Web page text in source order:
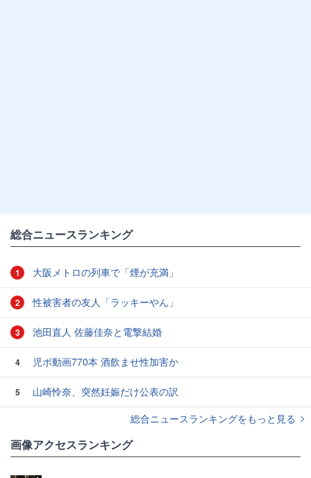
総合ニュースランキング
1 大阪メトロの列車で「煙が充満」
2 性被害者の友人「ラッキーやん」
3 池田直人 佐藤佳奈と電撃結婚
4 児ポ動画770本 酒飲ませ性加害か
5
山崎怜奈、突然妊娠だけ公表の訳
総合ニュースランキングをもっと見る
画像アクセスランキング